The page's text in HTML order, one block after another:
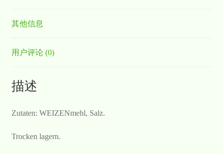
其他信息
用户评论 (0)
描述
Zutaten: WEIZENmehl, Salz.
Trocken lagern.